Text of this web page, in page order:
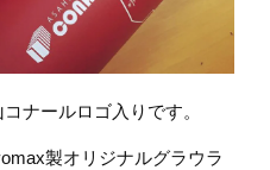
ナールロゴ入りです。
製オリジナルグラウラ